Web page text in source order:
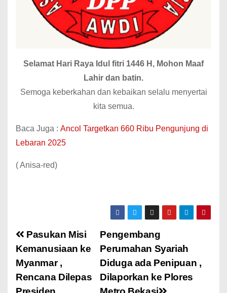
Selamat Hari Raya Idul fitri 1446 H, Mohon Maaf
Lahir dan batin.
Semoga keberkahan dan kebaikan selalu menyertai
kita semua.
Baca Juga : Ancol Targetkan 660 Ribu Pengunjung di
Lebaran 2025
( Anisa-red)
Pengembang
Perumahan Syariah
Diduga ada Penipuan ,
Dilaporkan ke Plores
Pasukan Misi
Kemanusiaan ke
Myanmar ,
Rencana Dilepas